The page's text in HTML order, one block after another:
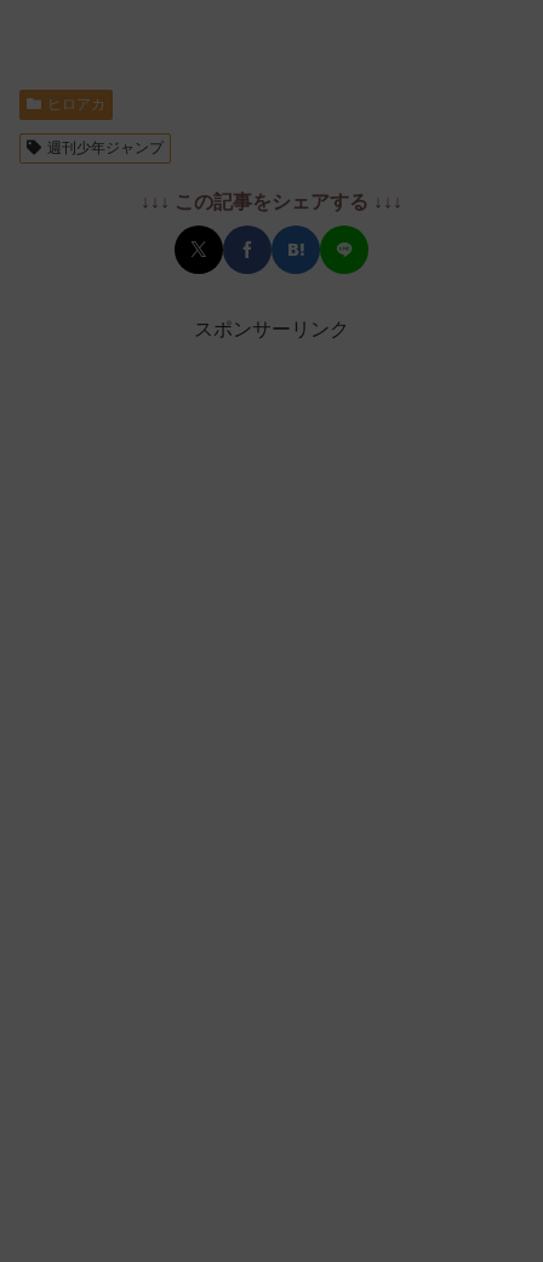
ヒロアカ
週刊少年ジャンプ
↓↓↓ この記事をシェアする ↓↓↓
スポンサーリンク